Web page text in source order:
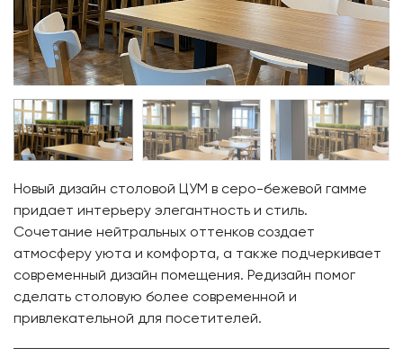
Новый дизайн столовой ЦУМ в серо-бежевой гамме
придает интерьеру элегантность и стиль.
Сочетание нейтральных оттенков создает
атмосферу уюта и комфорта, а также подчеркивает
современный дизайн помещения. Редизайн помог
сделать столовую более современной и
привлекательной для посетителей.